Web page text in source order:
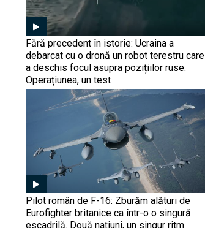
Fără precedent în istorie: Ucraina a
debarcat cu o dronă un robot terestru care
a deschis focul asupra pozițiilor ruse.
Operațiunea, un test
Pilot român de F-16: Zburăm alături de
Eurofighter britanice ca într-o o singură
escadrilă. Două națiuni, un singur ritm